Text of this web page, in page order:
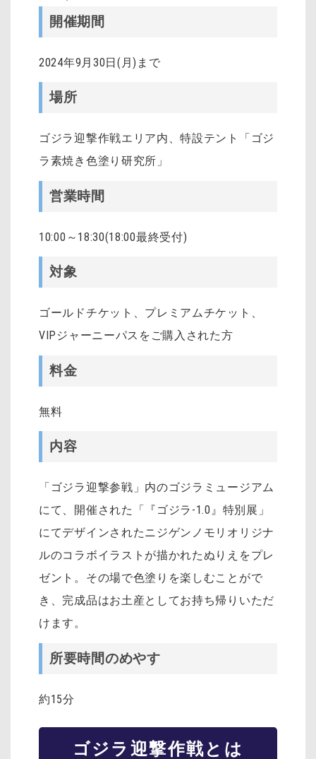
開催期間
2024年9月30日(月)まで
場所
ゴジラ迎撃作戦エリア内、特設テント「ゴジ
ラ素焼き色塗り研究所」
営業時間
10:00～18:30(18:00最終受付)
対象
ゴールドチケット、プレミアムチケット、
VIPジャーニーパスをご購入された方
料金
無料
内容
「ゴジラ迎撃参戦」内のゴジラミュージアム
にて、開催された「『ゴジラ-1.0』特別展」
にてデザインされたニジゲンノモリオリジナ
ルのコラボイラストが描かれたぬりえをプレ
ゼント。その場で色塗りを楽しむことがで
き、完成品はお土産としてお持ち帰りいただ
けます。
所要時間のめやす
約15分
ゴジラ迎撃作戦とは